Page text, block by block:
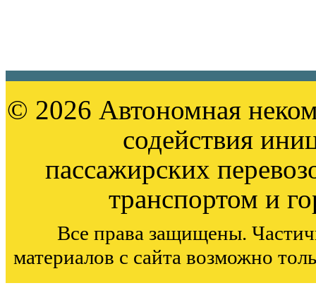
© 2026 Автономная
содействия
пассажирских
транспортом и
Все права защищены.
материалов с сайта возможно